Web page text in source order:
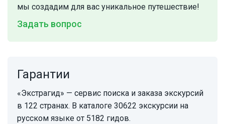
мы создадим для вас уникальное путешествие!
Задать вопрос
Гарантии
«Экстрагид» — сервис поиска и заказа экскурсий
в 122 странах. В каталоге 30622 экскурсии на
русском языке от 5182 гидов.